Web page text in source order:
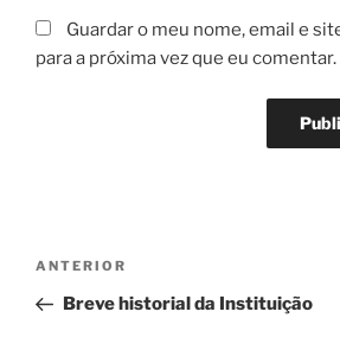
Guardar o meu nome, email e
para a próxima vez que eu comentar.
Navegação
artigos
Conteúdo
anterior
ANTERIOR
Breve historial da Instituição